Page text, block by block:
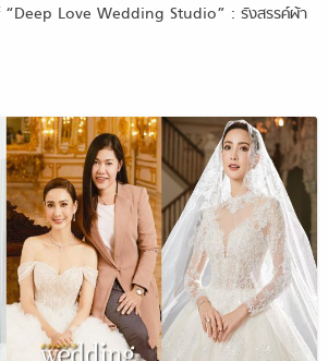
Love Wedding Studio” : รังสรรค์ผ้า